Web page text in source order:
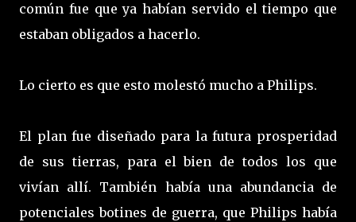
común fue que ya habían servido el tiempo que
estaban obligados a hacerlo.
Lo cierto es que esto molestó mucho a Philips.
El plan fue diseñado para la futura prosperidad
de sus tierras, para el bien de todos los que
vivían allí. También había una abundancia de
potenciales botines de guerra, que Philips había